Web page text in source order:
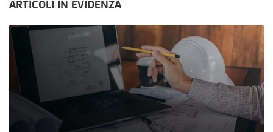
ARTICOLI IN EVIDENZA